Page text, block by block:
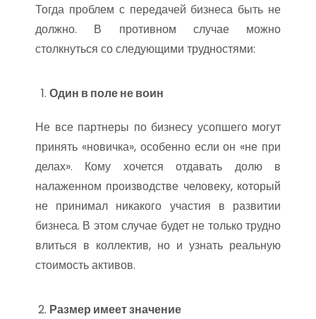
Тогда проблем с передачей бизнеса быть не
должно. В противном случае можно
столкнуться со следующими трудностями:
Один в поле не воин
Не все партнеры по бизнесу усопшего могут
принять «новичка», особенно если он «не при
делах». Кому хочется отдавать долю в
налаженном производстве человеку, который
не принимал никакого участия в развитии
бизнеса. В этом случае будет не только трудно
влиться в коллектив, но и узнать реальную
стоимость активов.
Размер имеет значение